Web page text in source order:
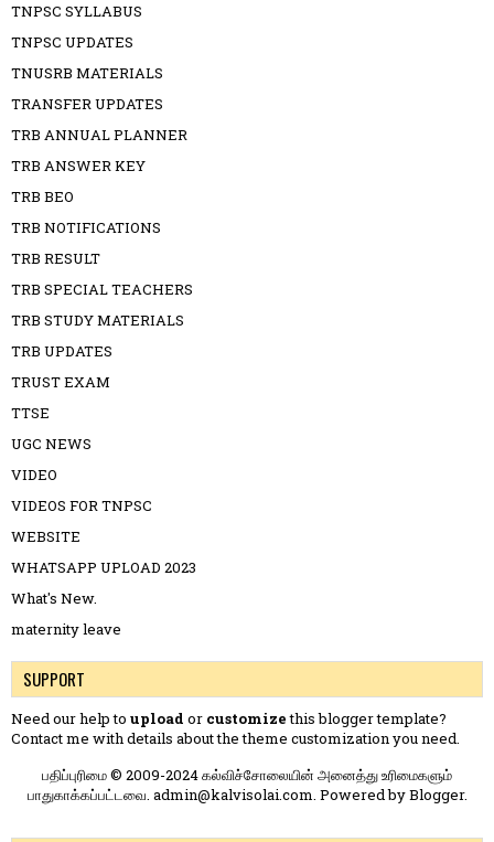
TNPSC SYLLABUS
TNPSC UPDATES
TNUSRB MATERIALS
TRANSFER UPDATES
TRB ANNUAL PLANNER
TRB ANSWER KEY
TRB BEO
TRB NOTIFICATIONS
TRB RESULT
TRB SPECIAL TEACHERS
TRB STUDY MATERIALS
TRB UPDATES
TRUST EXAM
TTSE
UGC NEWS
VIDEO
VIDEOS FOR TNPSC
WEBSITE
WHATSAPP UPLOAD 2023
What's New.
maternity leave
SUPPORT
Need our help to upload or customizethis blogger template?
Contact me with details about the theme customization you need.
பதிப்புரிமை © 2009-2024 கல்விச்சோலையின் அனைத்து உரிமைகளும்
பாதுகாக்கப்பட்டவை. admin@kalvisolai.com. Powered byBlogger.